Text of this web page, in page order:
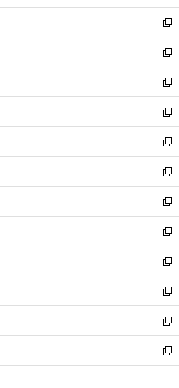
開
く
ウ
で
開
く
ン
ド
ウ
で
開
く
新
し
い
ウ
ィ
ン
ド
ウ
で
開
く
新
し
い
ウ
ィ
ン
ド
ウ
で
開
く
新
し
い
ウ
ィ
ン
ド
ウ
で
開
く
新
し
い
ウ
ィ
ン
ド
ウ
で
開
く
新
し
い
ウ
ィ
ン
ド
ウ
で
開
く
新
し
い
ウ
ィ
ン
ド
ウ
で
開
く
新
し
い
ウ
ィ
ン
ド
ウ
で
開
く
新
し
い
ウ
ィ
ン
ド
ウ
で
開
新
し
い
ウ
ィ
ン
ド
ウ
新
し
い
ウ
ィ
ン
新
し
い
ウ
新
し